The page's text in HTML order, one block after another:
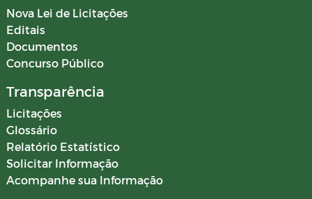
Nova Lei de Licitações
Editais
Documentos
Concurso Público
Transparência
Licitações
Glossário
Relatório Estatístico
Solicitar Informação
Acompanhe sua Informação